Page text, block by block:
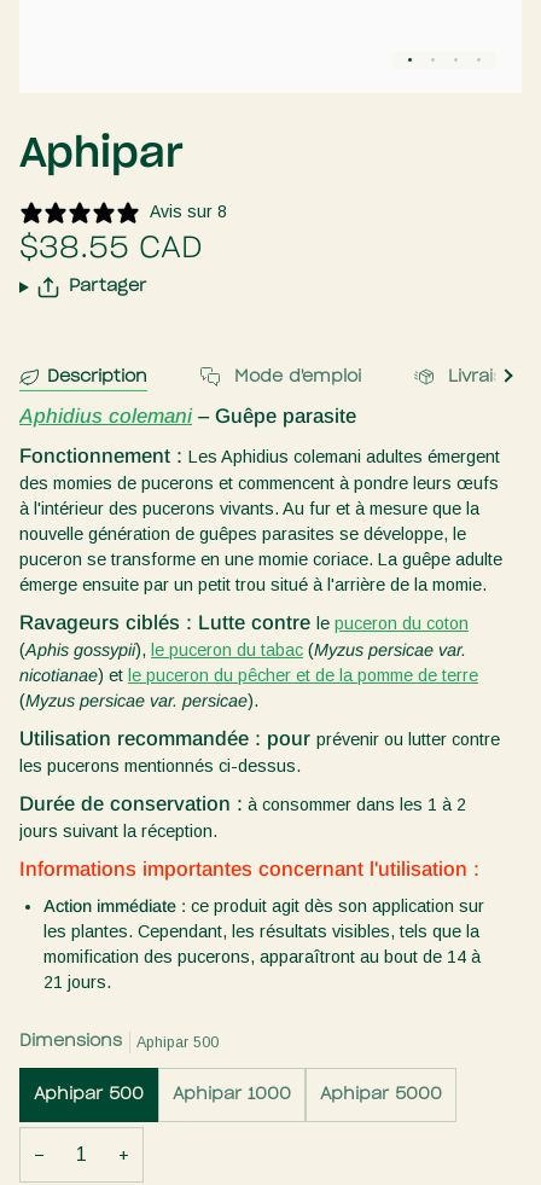
Aphipar
Avis sur 8
$38.55 CAD
Partager
Description Mode d'emploi LivraisonTout
Aphidius colemani – Guêpe parasite
Fonctionnement : Les Aphidius colemani adultes émergent
des momies de pucerons et commencent à pondre leurs œufs
à l'intérieur des pucerons vivants. Au fur et à mesure que la
nouvelle génération de guêpes parasites se développe, le
puceron se transforme en une momie coriace. La guêpe adulte
émerge ensuite par un petit trou situé à l'arrière de la momie.
Ravageurs ciblés : Lutte contre le puceron du coton
(Aphis gossypii), le puceron du tabac (Myzus persicae var.
nicotianae) et le puceron du pêcher et de la pomme de terre
(Myzus persicae var. persicae).
Utilisation recommandée : pour prévenir ou lutter contre
les pucerons mentionnés ci-dessus.
Durée de conservation : à consommer dans les 1 à 2
jours suivant la réception.
Informations importantes concernant l'utilisation :
Action immédiate : ce produit agit dès son application sur
les plantes. Cependant, les résultats visibles, tels que la
momification des pucerons, apparaîtront au bout de 14 à
21 jours.
Dimensions Aphipar 500
Aphipar 500 Aphipar 1000 Aphipar 5000
− +